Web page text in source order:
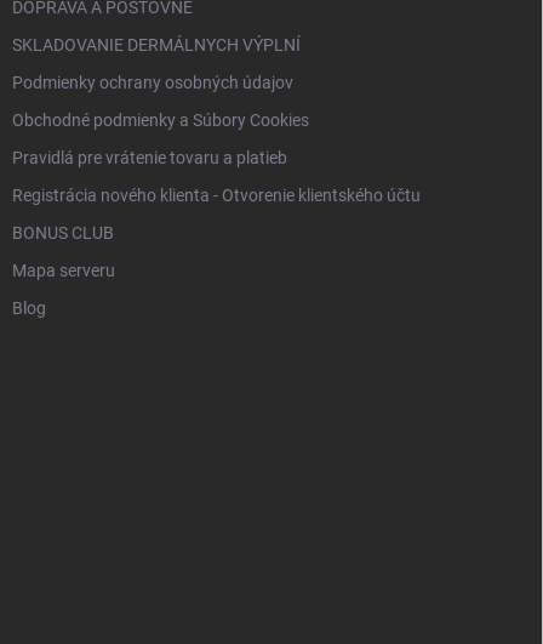
DOPRAVA A POŠTOVNÉ
SKLADOVANIE DERMÁLNYCH VÝPLNÍ
Podmienky ochrany osobných údajov
Obchodné podmienky a Súbory Cookies
Pravidlá pre vrátenie tovaru a platieb
Registrácia nového klienta - Otvorenie klientského účtu
BONUS CLUB
Mapa serveru
Blog